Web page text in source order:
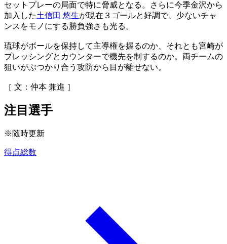
セットプレーの局面で特に脅威となる。さらに今季金沢から
加入した土信田 悠生が現在３ゴールと好調で、少ないチャ
ンスをモノにする勝負強さも光る。
琉球がボールを保持して主導権を握るのか、それとも宮崎が
プレッシングとカウンターで機先を制するのか。両チームの
狙いがぶつかり合う攻防から目が離せない。
［ 文：仲本 兼進 ］
注目選手
※随時更新
得点総数